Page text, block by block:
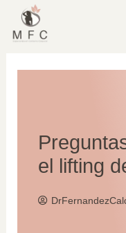
el lifting